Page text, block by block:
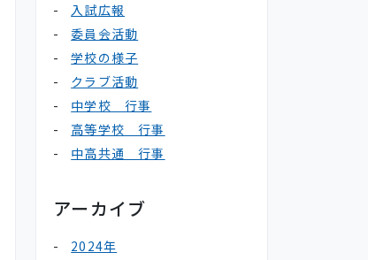
入試広報
委員会活動
学校の様子
クラブ活動
中学校 行事
高等学校 行事
中高共通 行事
アーカイブ
2024年